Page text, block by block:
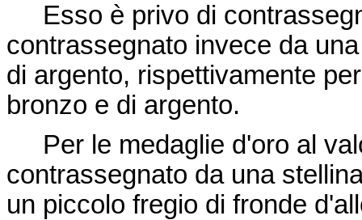
Esso è privo di
contrassegnato invece da
di argento, rispettivamente
bronzo e di argento.
Per le medaglie d'oro al
contrassegnato da una
un piccolo fregio di fronde